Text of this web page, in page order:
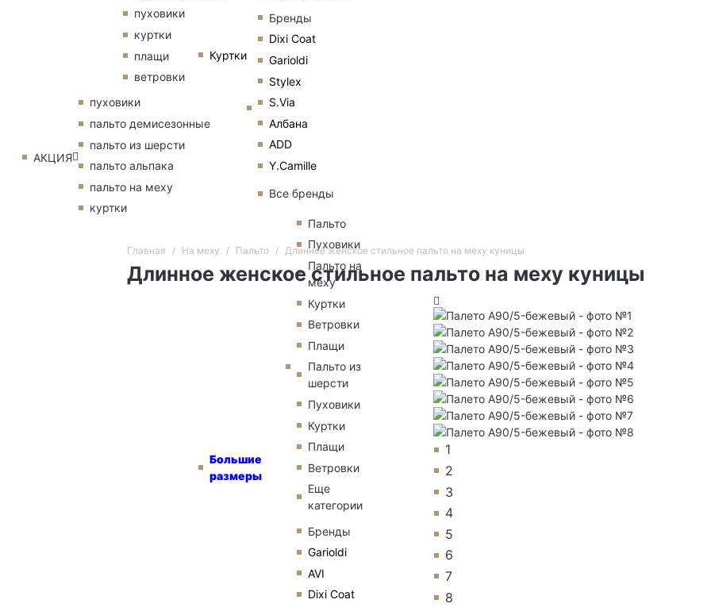
Куртки
Бренды
Dixi Coat
Garioldi
Stylex
S.Via
Албана
ADD
Y.Camille
Все бренды
Большие
размеры
Пальто
Пуховики
Пальто на
меху
Куртки
Ветровки
Плащи
Пальто из
шерсти
Пуховики
Куртки
Плащи
Ветровки
Еще
категории
Бренды
Garioldi
AVI
Dixi Coat
пуховики
куртки
плащи
ветровки
АКЦИЯ
пуховики
пальто демисезонные
пальто из шерсти
пальто альпака
пальто на меху
куртки
Главная На меху Пальто Длинное женское стильное пальто на меху куницы
Длинное женское стильное пальто на меху куницы
1
2
3
4
5
6
7
8